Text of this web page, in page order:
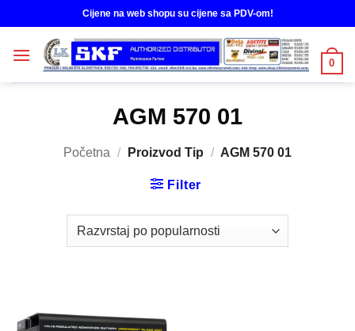
to
content
Cijene na web shopu su cijene sa PDV-om!
0
AGM 570 01
Početna / Proizvod Tip / AGM 570 01
Filter